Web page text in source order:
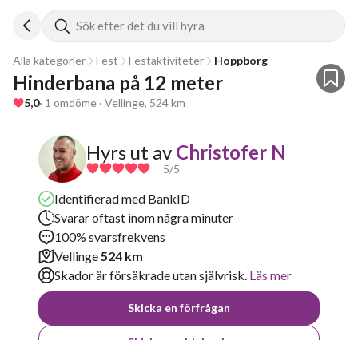
Sök efter det du vill hyra
Alla kategorier Fest Festaktiviteter Hoppborg
Hinderbana på 12 meter
5,0· 1 omdöme · Vellinge, 524 km
Hyrs ut av Christofer N
5/5
Identifierad med BankID
Svarar oftast inom några minuter
100% svarsfrekvens
Vellinge524 km
Skador är försäkrade utan självrisk. Läs mer
Skicka en förfrågan